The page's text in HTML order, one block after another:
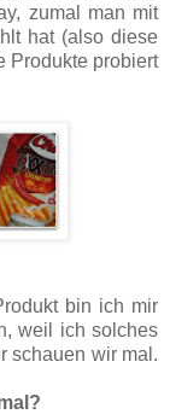
zumal man mit
hat (also diese
Produkte probiert
bin ich mir
weil ich solches
schauen wir mal.